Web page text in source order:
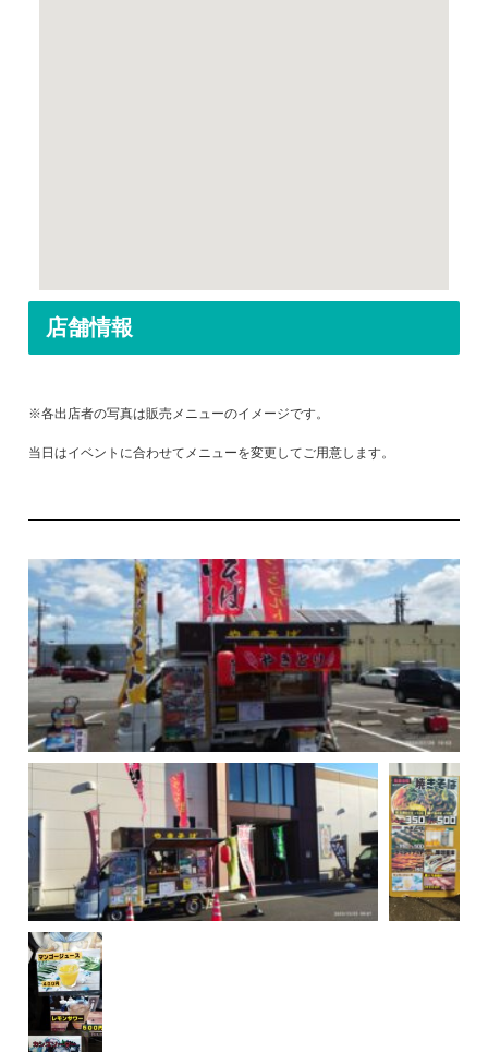
店舗情報
※各出店者の写真は販売メニューのイメージです。
当日はイベントに合わせてメニューを変更してご用意します。